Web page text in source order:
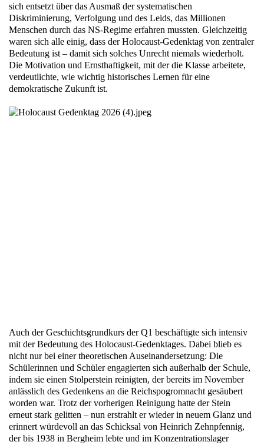
sich entsetzt über das Ausmaß der systematischen
Diskriminierung, Verfolgung und des Leids, das Millionen
Menschen durch das NS-Regime erfahren mussten. Gleichzeitig
waren sich alle einig, dass der Holocaust-Gedenktag von zentraler
Bedeutung ist – damit sich solches Unrecht niemals wiederholt.
Die Motivation und Ernsthaftigkeit, mit der die Klasse arbeitete,
verdeutlichte, wie wichtig historisches Lernen für eine
demokratische Zukunft ist.
Auch der Geschichtsgrundkurs der Q1 beschäftigte sich intensiv
mit der Bedeutung des Holocaust-Gedenktages. Dabei blieb es
nicht nur bei einer theoretischen Auseinandersetzung: Die
Schülerinnen und Schüler engagierten sich außerhalb der Schule,
indem sie einen Stolperstein reinigten, der bereits im November
anlässlich des Gedenkens an die Reichspogromnacht gesäubert
worden war. Trotz der vorherigen Reinigung hatte der Stein
erneut stark gelitten – nun erstrahlt er wieder in neuem Glanz und
erinnert würdevoll an das Schicksal von Heinrich Zehnpfennig,
der bis 1938 in Bergheim lebte und im Konzentrationslager